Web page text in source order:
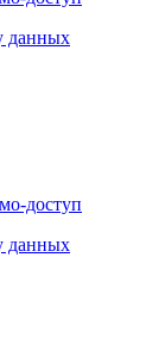
данных
доступ
данных